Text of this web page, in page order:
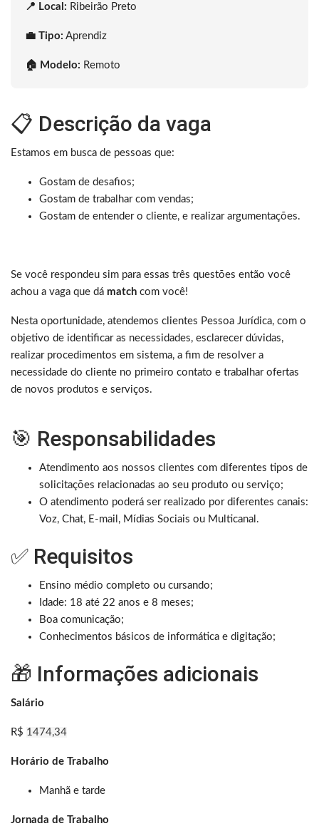
📍 Local: Ribeirão Preto
💼 Tipo: Aprendiz
🏠 Modelo: Remoto
📋 Descrição da vaga
Estamos em busca de pessoas que:
Gostam de desafios;
Gostam de trabalhar com vendas;
Gostam de entender o cliente, e realizar argumentações.
Se você respondeu sim para essas três questões então você
achou a vaga que dá match com você!
Nesta oportunidade, atendemos clientes Pessoa Jurídica, com o
objetivo de identificar as necessidades, esclarecer dúvidas,
realizar procedimentos em sistema, a fim de resolver a
necessidade do cliente no primeiro contato e trabalhar ofertas
de novos produtos e serviços.
🎯 Responsabilidades
Atendimento aos nossos clientes com diferentes tipos de
solicitações relacionadas ao seu produto ou serviço;
O atendimento poderá ser realizado por diferentes canais:
Voz, Chat, E-mail, Mídias Sociais ou Multicanal.
✅ Requisitos
Ensino médio completo ou cursando;
Idade: 18 até 22 anos e 8 meses;
Boa comunicação;
Conhecimentos básicos de informática e digitação;
🎁 Informações adicionais
Salário
R$ 1474,34
Horário de Trabalho
Manhã e tarde
Jornada de Trabalho